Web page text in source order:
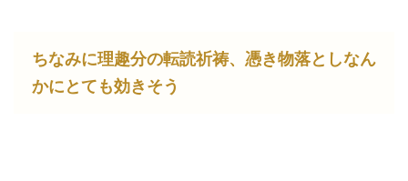
ちなみに理趣分の転読祈祷、憑き物落としなん
かにとても効きそう